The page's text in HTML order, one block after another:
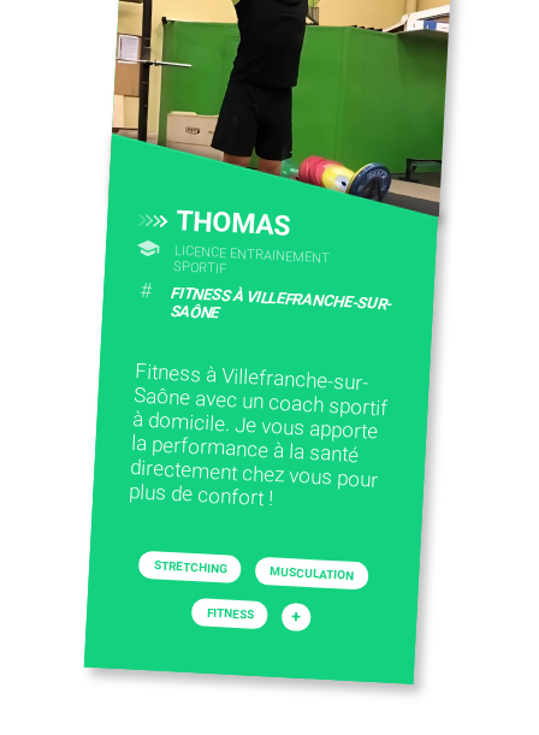
THOMAS
LICENCE ENTRAINEMENT
SPORTIF
# FITNESS À VILLEFRANCHE-SUR-
SAÔNE
Fitness à Villefranche-sur-
Saône avec un coach sportif
à domicile. Je vous apporte
la performance à la santé
directement chez vous pour
plus de confort !
STRETCHING MUSCULATION
FITNESS +